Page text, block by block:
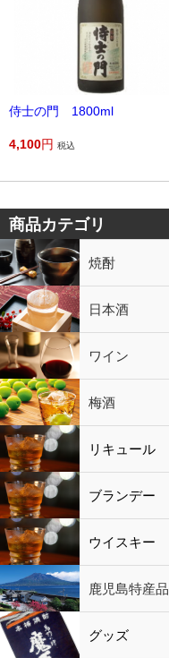
侍士の門 1800ml
4,100円 税込
商品カテゴリ
焼酎
芋焼酎
かめ壷入り焼酎
黒糖焼酎
米焼酎
麦焼酎
そば焼酎
泡盛
とうもろこし焼酎
ギフトコーナー
セットコーナー
益々繁盛
鹿児島限定 日本酒
日本酒
スパークリング
ギフト ワイン
赤ワイン
白ワイン
ロゼワイン
スパークリング
シャンパン 梅酒
梅酒
シャンパン
リキュール リキュール
ブランデー
ウイスキー
鹿児島特産品
黒酢・酢
水
鹿児島特産品
おつまみ グッズ